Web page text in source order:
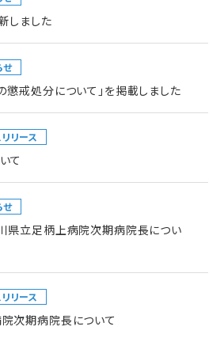
しました
せ
懲戒処分について」を掲載しました
リース
て
せ
県立足柄上病院次期病院長につい
リース
次期病院長について